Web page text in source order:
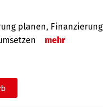
planen,
mehr